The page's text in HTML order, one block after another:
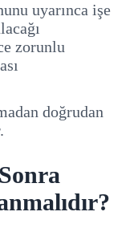
uyarınca işe
zorunlu
doğrudan